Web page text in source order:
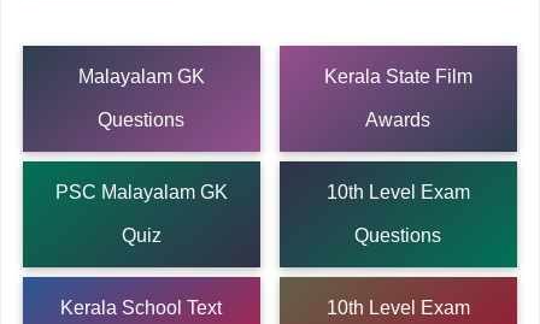
Malayalam GK
Questions
Kerala State Film
Awards
PSC Malayalam GK
Quiz
10th Level Exam
Questions
Kerala School Text 10th Level Exam